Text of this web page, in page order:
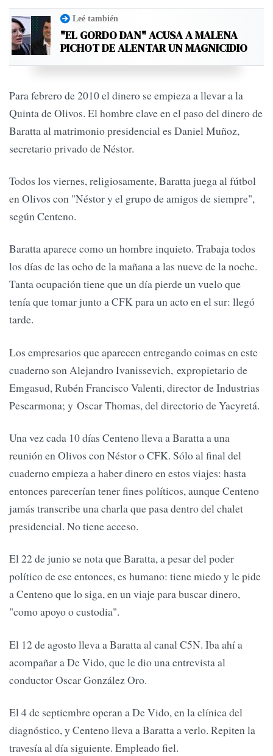
Leé también
"EL GORDO DAN" ACUSA A MALENA
PICHOT DE ALENTAR UN MAGNICIDIO
Para febrero de 2010 el dinero se empieza a llevar a la
Quinta de Olivos. El hombre clave en el paso del dinero de
Baratta al matrimonio presidencial es Daniel Muñoz,
secretario privado de Néstor.
Todos los viernes, religiosamente, Baratta juega al fútbol
en Olivos con "Néstor y el grupo de amigos de siempre",
según Centeno.
Baratta aparece como un hombre inquieto. Trabaja todos
los días de las ocho de la mañana a las nueve de la noche.
Tanta ocupación tiene que un día pierde un vuelo que
tenía que tomar junto a CFK para un acto en el sur: llegó
tarde.
Los empresarios que aparecen entregando coimas en este
cuaderno son Alejandro Ivanissevich, expropietario de
Emgasud, Rubén Francisco Valenti, director de Industrias
Pescarmona; y Oscar Thomas, del directorio de Yacyretá.
Una vez cada 10 días Centeno lleva a Baratta a una
reunión en Olivos con Néstor o CFK. Sólo al final del
cuaderno empieza a haber dinero en estos viajes: hasta
entonces parecerían tener fines políticos, aunque Centeno
jamás transcribe una charla que pasa dentro del chalet
presidencial. No tiene acceso.
El 22 de junio se nota que Baratta, a pesar del poder
político de ese entonces, es humano: tiene miedo y le pide
a Centeno que lo siga, en un viaje para buscar dinero,
"como apoyo o custodia".
El 12 de agosto lleva a Baratta al canal C5N. Iba ahí a
acompañar a De Vido, que le dio una entrevista al
conductor Oscar González Oro.
El 4 de septiembre operan a De Vido, en la clínica del
diagnóstico, y Centeno lleva a Baratta a verlo. Repiten la
travesía al día siguiente. Empleado fiel.